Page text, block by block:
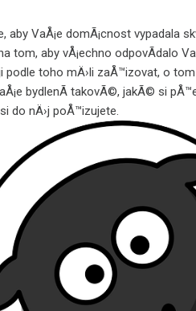
aby VaÅ¡e domÃ¡cnost vypadala
tom, aby vÅ¡echno odpovÃ­dalo
podle toho mÄ›li zaÅ™izovat, o
bydlenÃ­ takovÃ©, jakÃ© si
do nÄ›j poÅ™izujete.